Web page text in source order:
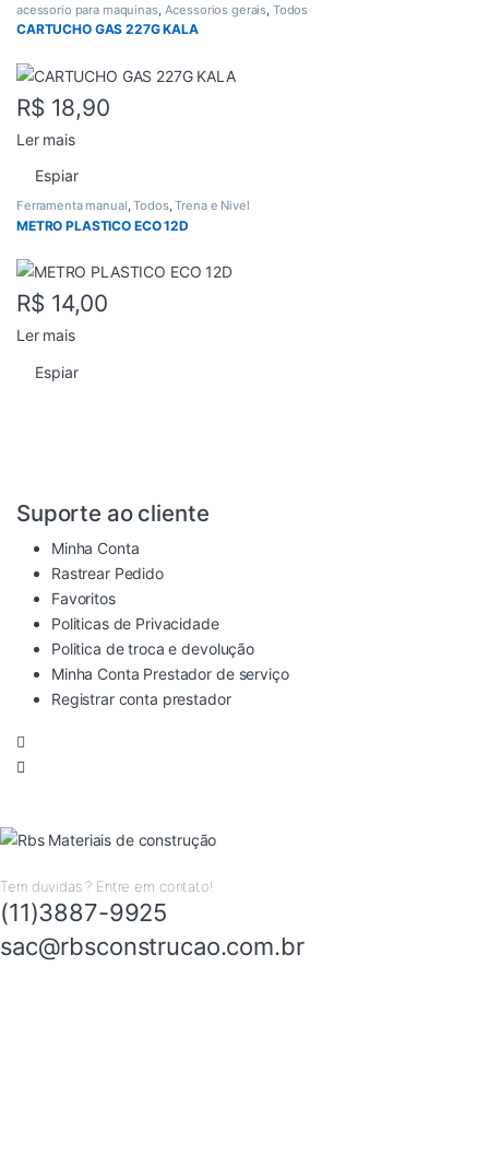
acessorio para maquinas, Acessorios gerais Todos
CARTUCHO GAS 227G KALA
R$ 18,90
Ler mais
Espiar
Ferramenta manual,Todos,Trena e Nivel
METRO PLASTICO ECO 12D
R$ 14,00
Ler mais
Espiar
Suporte ao cliente
Minha Conta
Rastrear Pedido
Favoritos
Politicas de Privacidade
Politica de troca e devolução
Minha Conta Prestador de serviço
Registrar conta prestador
Tem duvidas ? Entre em contato!
(11)3887-9925
sac@rbsconstrucao.com.br